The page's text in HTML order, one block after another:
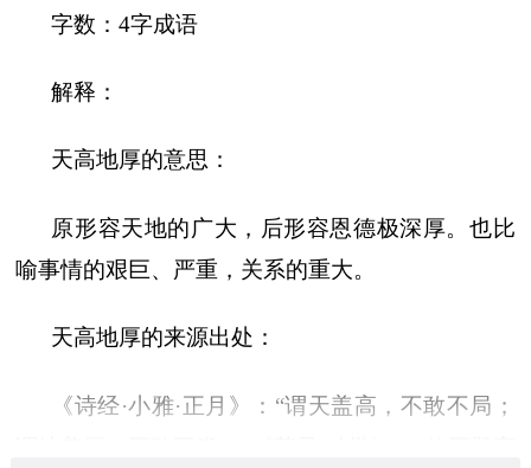
字数：4字成语
解释：
天高地厚的意思：
原形容天地的广大，后形容恩德极深厚。也比
喻事情的艰巨、严重，关系的重大。
天高地厚的来源出处：
《诗经·小雅·正月》：“谓天盖高，不敢不局；